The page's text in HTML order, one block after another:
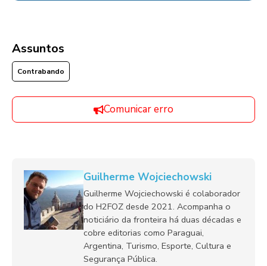
Assuntos
Contrabando
Comunicar erro
Guilherme Wojciechowski
Guilherme Wojciechowski é colaborador
do H2FOZ desde 2021. Acompanha o
noticiário da fronteira há duas décadas e
cobre editorias como Paraguai,
Argentina, Turismo, Esporte, Cultura e
Segurança Pública.